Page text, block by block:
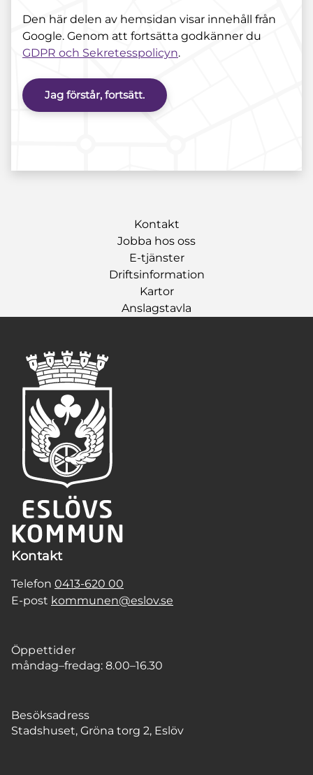
Den här delen av hemsidan visar innehåll från
Google. Genom att fortsätta godkänner du
GDPR och Sekretesspolicyn.
Jag förstår, fortsätt.
Kontakt
Jobba hos oss
E-tjänster
Driftsinformation
Kartor
Anslagstavla
Kontakt
Telefon 0413-620 00
E-post kommunen@eslov.se
Öppettider
måndag–fredag: 8.00–16.30
Besöksadress
Stadshuset, Gröna torg 2, Eslöv